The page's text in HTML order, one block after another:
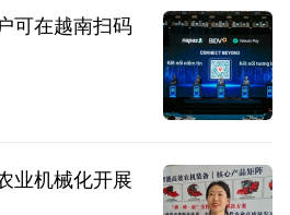
可在越南扫码
业机械化开展